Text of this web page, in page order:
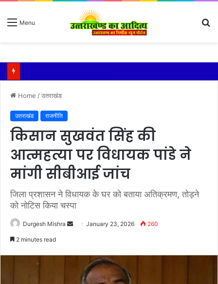
Menu
Home /उतराखंड
उतराखंड राजनीति
किसान सुखवंत सिंह की
आत्महत्या पर विधायक पांडे ने
मांगी सीबीआई जांच
जिला प्रशासन ने विधायक के घर को बताया अतिक्रमण, तोड़ने
को नोटिस किया चस्पा
Durgesh Mishra
Send January 23, 2026 260
2 minutes read